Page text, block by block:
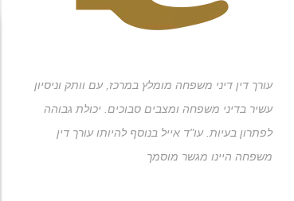
עורך דין דיני משפחה מומלץ במרכז, עם וותק וניסיון
עשיר בדיני משפחה ומצבים סבוכים. יכולת גבוהה
לפתרון בעיות. עו"ד אייל בנוסף להיותו עורך דין
משפחה היינו מגשר מוסמך